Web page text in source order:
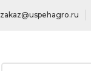
zakaz@uspehagro.ru